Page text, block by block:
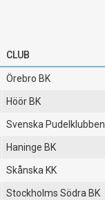
CLUB
Örebro BK
Höör BK
Svenska Pudelklubben
Haninge BK
Skånska KK
Stockholms Södra BK